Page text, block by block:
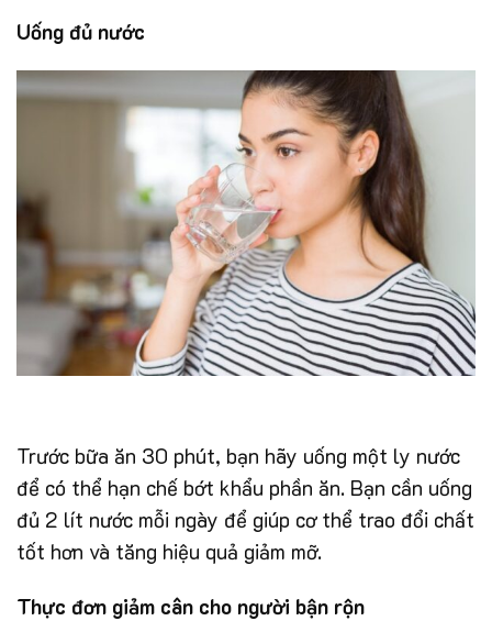
Uống đủ nước
Trước bữa ăn 30 phút, bạn hãy uống một ly nước
để có thể hạn chế bớt khẩu phần ăn. Bạn cần uống
đủ 2 lít nước mỗi ngày để giúp cơ thể trao đổi chất
tốt hơn và tăng hiệu quả giảm mỡ.
Thực đơn giảm cân cho người bận rộn